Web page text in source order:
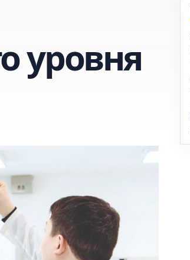
уровня